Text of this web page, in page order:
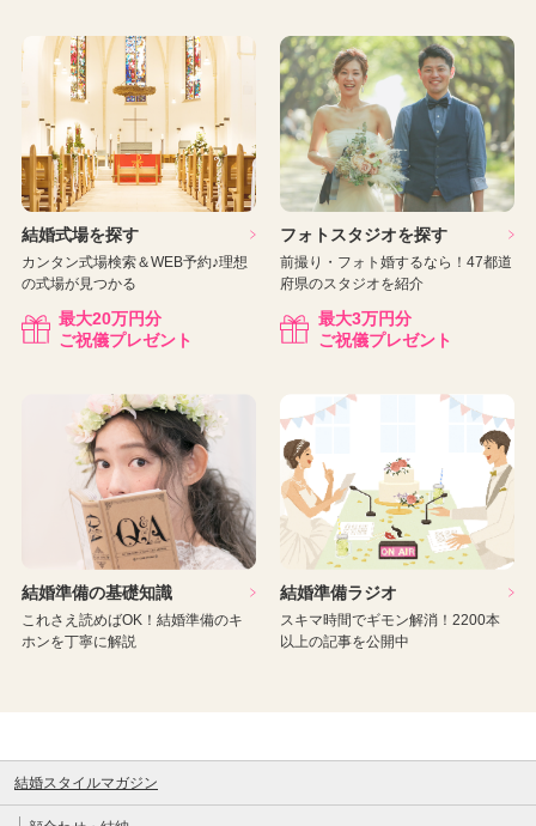
結婚式場を探す
カンタン式場検索＆WEB予約♪理想
の式場が見つかる
最大20万円分
ご祝儀プレゼント
フォトスタジオを探す
前撮り・フォト婚するなら！47都道
府県のスタジオを紹介
最大3万円分
ご祝儀プレゼント
結婚準備の基礎知識
これさえ読めばOK！結婚準備のキ
ホンを丁寧に解説
結婚準備ラジオ
スキマ時間でギモン解消！2200本
以上の記事を公開中
結婚スタイルマガジン